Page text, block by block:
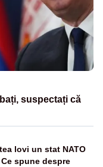
suspectați că
lovi un stat NATO
spune despre